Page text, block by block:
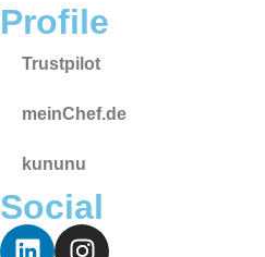
Profile
Trustpilot
meinChef.de
kununu
Social